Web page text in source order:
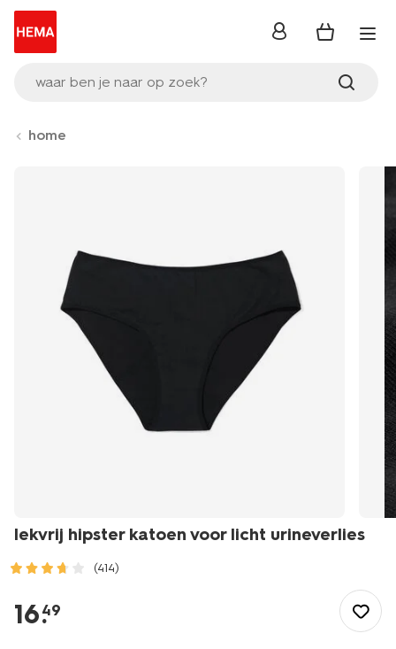
waar ben je naar op zoek?
inloggen
home
lekvrij hipster katoen voor licht urineverlies
(414)
hipster-
katoen-
16.
49